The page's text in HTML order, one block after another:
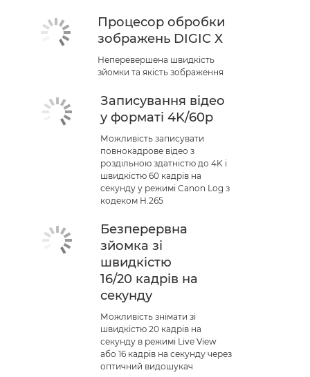
Процесор обробки
зображень DIGIC X
Неперевершена швидкість
зйомки та якість зображення
Записування відео
у форматі 4K/60p
Можливість записувати
повнокадрове відео з
роздільною здатністю до 4K і
швидкістю 60 кадрів на
секунду у режимі Canon Log з
кодеком H.265
Безперервна
зйомка зі
швидкістю
16/20 кадрів на
секунду
Можливість знімати зі
швидкістю 20 кадрів на
секунду в режимі Live View
або 16 кадрів на секунду через
оптичний видошукач